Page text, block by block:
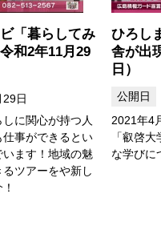
「暮らしてみ
和2年11月29
日
に関心が持つ人
事ができるとい
ます！地域の魅
ツアーをや新し
ひろし
舎が出
日）
2021年4
「叡啓
な学びに